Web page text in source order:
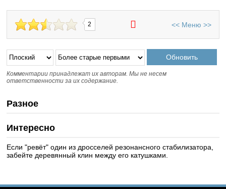
2 << Меню >>
Комментарии принадлежат их авторам. Мы не несем
ответственности за их содержание.
Разное
Интересно
Если "ревёт" один из дросселей резонансного стабилизатора,
забейте деревянный клин между его катушками.